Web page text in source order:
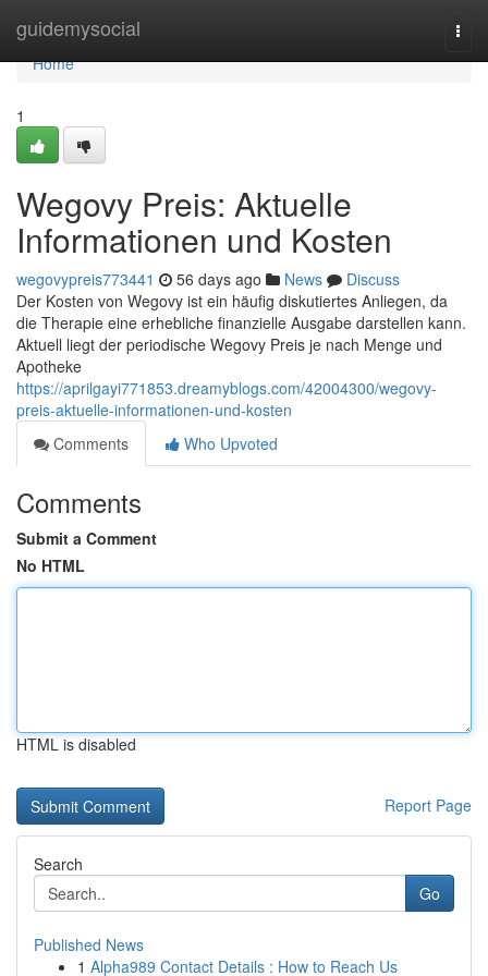
guidemysocial
Home
Home
1
Wegovy Preis: Aktuelle
Informationen und Kosten
wegovypreis773441 56 days ago News
Discuss
Der Kosten von Wegovy ist ein häufig diskutiertes Anliegen, da
die Therapie eine erhebliche finanzielle Ausgabe darstellen kann.
Aktuell liegt der periodische Wegovy Preis je nach Menge und
Apotheke
https://aprilgayi771853.dreamyblogs.com/42004300/wegovy-
preis-aktuelle-informationen-und-kosten
Comments
Who Upvoted
Comments
Submit a Comment
No HTML
HTML is disabled
Report Page
Search
Go
Published News
1 Alpha989 Contact Details : How to Reach Us